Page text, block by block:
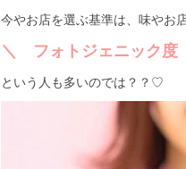
今やお店を選ぶ基準は、味やお
＼ フォトジェニック
という人も多いのでは？？♡